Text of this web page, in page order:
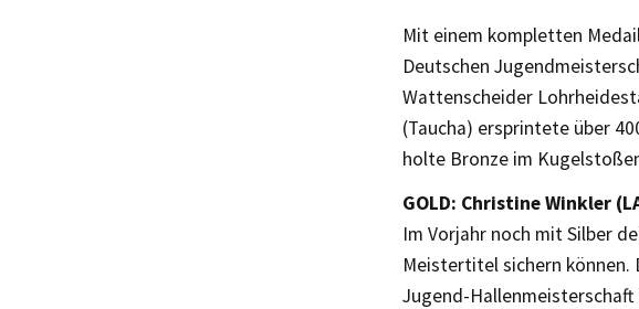
Mit einem kompletten
Deutschen
Wattenscheider
(Taucha) ersprintete über
holte Bronze im
GOLD: Christine Winkler
Im Vorjahr noch mit Silber
Meistertitel sichern
Jugend-